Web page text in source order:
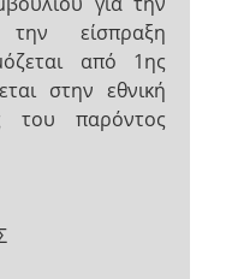
είσπραξη
από 1ης
στην εθνική
του παρόντος